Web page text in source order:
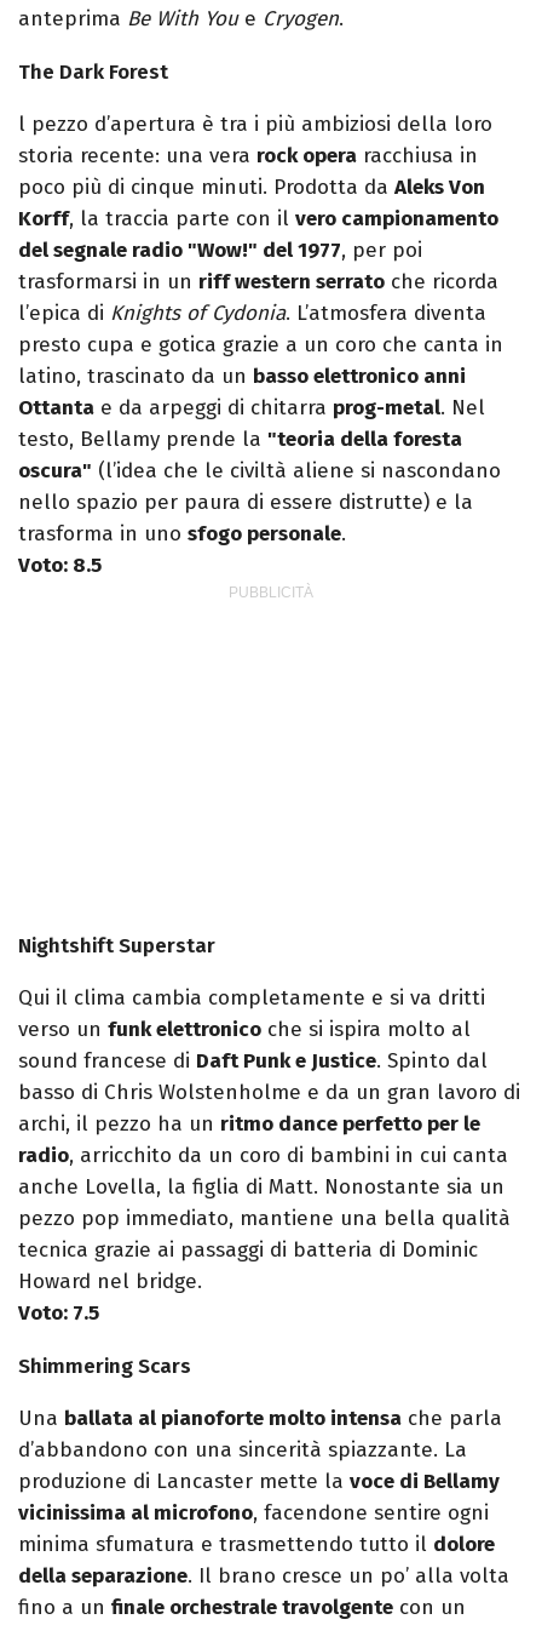
anteprima Be With Youe Cryogen.
The Dark Forest
l pezzo d’apertura è tra i più ambiziosi della loro
storia recente: una vera rock opera racchiusa in
poco più di cinque minuti. Prodotta da Aleks Von
Korff, la traccia parte con il vero campionamento
del segnale radio "Wow!" del 1977, per poi
trasformarsi in un riff western serrato che ricorda
l’epica di Knights of Cydonia. L’atmosfera diventa
presto cupa e gotica grazie a un coro che canta in
latino, trascinato da un basso elettronico anni
Ottanta e da arpeggi di chitarra prog-metal. Nel
testo, Bellamy prende la "teoria della foresta
oscura" (l’idea che le civiltà aliene si nascondano
nello spazio per paura di essere distrutte) e la
trasforma in uno sfogo personale.
Voto: 8.5
Nightshift Superstar
Qui il clima cambia completamente e si va dritti
verso un funk elettronico che si ispira molto al
sound francese di Daft Punk e Justice. Spinto dal
basso di Chris Wolstenholme e da un gran lavoro di
archi, il pezzo ha un ritmo dance perfetto per le
radio, arricchito da un coro di bambini in cui canta
anche Lovella, la figlia di Matt. Nonostante sia un
pezzo pop immediato, mantiene una bella qualità
tecnica grazie ai passaggi di batteria di Dominic
Howard nel bridge.
Voto: 7.5
Shimmering Scars
Una ballata al pianoforte molto intensa che parla
d’abbandono con una sincerità spiazzante. La
produzione di Lancaster mette la voce di Bellamy
vicinissima al microfono, facendone sentire ogni
minima sfumatura e trasmettendo tutto il dolore
della separazione. Il brano cresce un po’ alla volta
fino a un finale orchestrale travolgente con un